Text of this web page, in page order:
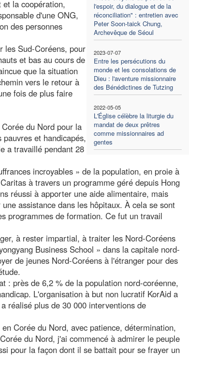
l'espoir, du dialogue et de la
réconciliation" : entretien avec
Peter Soon-taick Chung,
Archevêque de Séoul
2023-07-07
Entre les persécutions du
monde et les consolations de
Dieu : l'aventure missionnaire
des Bénédictines de Tutzing
2022-05-05
L'Église célèbre la liturgie du
mandat de deux prêtres
comme missionnaires ad
gentes
la coopération,
d'une ONG,
des personnes
les Sud-Coréens, pour
et bas au cours de
que la situation
vers le retour à
fois de plus faire
du Nord pour la
et handicapés,
a travaillé pendant 28
incroyables » de la population, en proie à
à travers un programme géré depuis Hong
réussi à apporter une aide alimentaire, mais
assistance dans les hôpitaux. À cela se sont
programmes de formation. Ce fut un travail
à rester impartial, à traiter les Nord-Coréens
Business School » dans la capitale nord-
de jeunes Nord-Coréens à l'étranger pour des
: près de 6,2 % de la population nord-coréenne,
L'organisation à but non lucratif KorAid a
réalisé plus de 30 000 interventions de
Corée du Nord, avec patience, détermination,
du Nord, j'ai commencé à admirer le peuple
pour la façon dont il se battait pour se frayer un